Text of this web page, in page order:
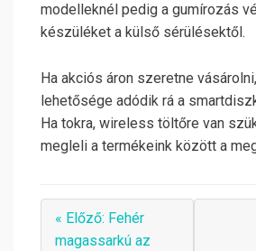
modelleknél pedig a gumírozás
készüléket a külső sérülésektől.
Ha akciós áron szeretne
lehetősége adódik rá a
Ha tokra, wireless töltőre van
megleli a termékeink között a
« Előző: Fehér
magassarkú az